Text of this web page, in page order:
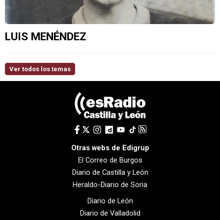
LUIS MENÉNDEZ
Ver todos los temas
Otras webs de Edigrup
El Correo de Burgos
Diario de Castilla y León
Heraldo-Diario de Soria
Diario de León
Diario de Valladolid